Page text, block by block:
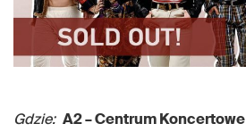
Gdzie: A2 – Centrum Koncertowe